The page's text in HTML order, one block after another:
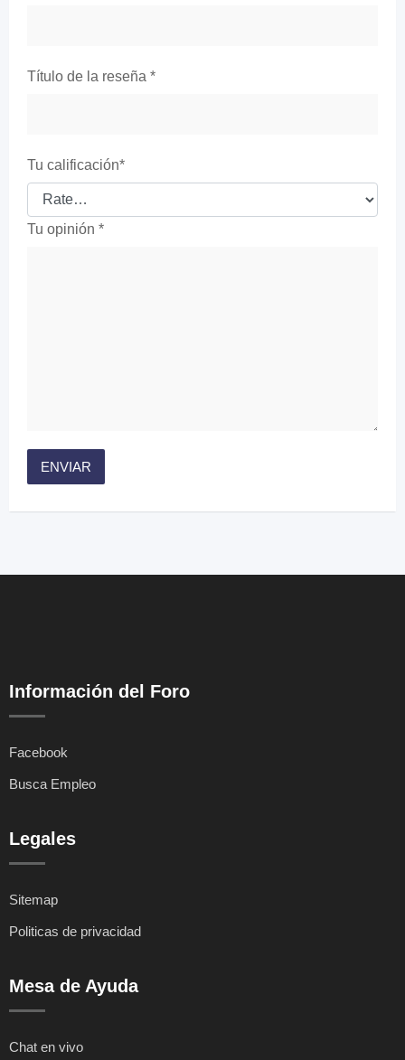
Título de la reseña *
Tu calificación*
Tu opinión *
Información del Foro
Facebook
Busca Empleo
Legales
Sitemap
Politicas de privacidad
Mesa de Ayuda
Chat en vivo